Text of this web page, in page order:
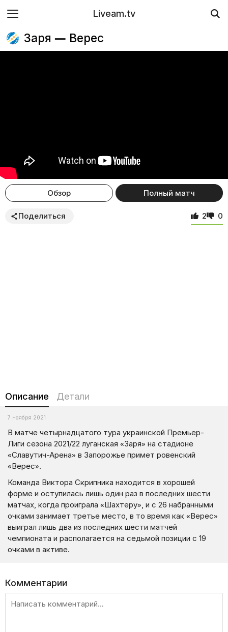
Liveam.tv
Заря — Верес
Обзор Полный матч
Поделиться 2 0
Описание Детали
7 ноября 2021
В матче четырнадцатого тура украинской Премьер-
Лиги сезона 2021/22 луганская «Заря» на стадионе
«Славутич-Арена» в Запорожье примет ровенский
«Верес».
Команда Виктора Скрипника находится в хорошей
форме и оступилась лишь один раз в последних шести
матчах, когда проиграла «Шахтеру», и с 26 набранными
очками занимает третье место, в то время как «Верес»
выиграл лишь два из последних шести матчей
чемпионата и располагается на седьмой позиции с 19
очками в активе.
Комментарии